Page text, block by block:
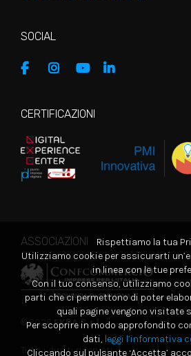
SOCIAL
CERTIFICAZIONI
ASSOCIAZIONI
© 2026EKRA S.r.l.
Tutti i diritti riservati
Rispettiamo la tua
Utilizziamo cookie per assicurarti
in linea con le tue
Con il tuo consenso, utilizziamo
parti che ci permettono di poter
quali pagine vengono visitate
Per scoprire in modo approfondito
dati, leggi l’informativa
Cliccando sul pulsante ‘Accetta’